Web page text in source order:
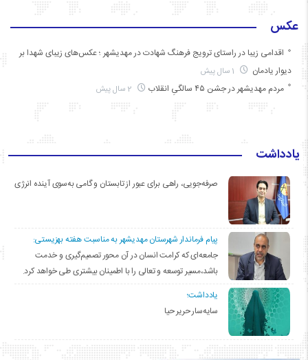
عکس
اقدامی زیبا در راستای ترویج فرهنگ شهادت در مهدیشهر ؛ عکس‌های زیبای شهدا بر
دیوار یادمان
مردم مهدیشهر در جشن ۴۵ سالگیِ انقلاب
یادداشت
صرفه‌جویی، راهی برای عبور از تابستان و گامی به‌سوی آینده انرژی
پیام فرماندار شهرستان مهدیشهر به مناسبت هفته بهزیستی:
جامعه‌ای که کرامت انسان در آن محور تصمیم‌گیری و خدمت
باشد،مسیر توسعه و تعالی را با اطمینان بیشتری طی خواهد کرد.
یادداشت؛
سایه‌سار حریر حیا